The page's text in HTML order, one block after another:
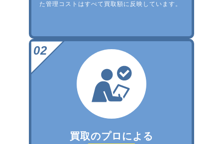
た管理コストはすべて買取額に反映しています。
買取のプロによる